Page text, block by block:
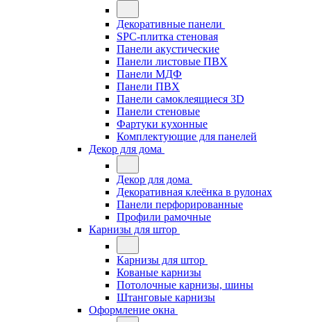
Декоративные панели
SPC-плитка стеновая
Панели акустические
Панели листовые ПВХ
Панели МДФ
Панели ПВХ
Панели самоклеящиеся 3D
Панели стеновые
Фартуки кухонные
Комплектующие для панелей
Декор для дома
Декор для дома
Декоративная клеёнка в рулонах
Панели перфорированные
Профили рамочные
Карнизы для штор
Карнизы для штор
Кованые карнизы
Потолочные карнизы, шины
Штанговые карнизы
Оформление окна